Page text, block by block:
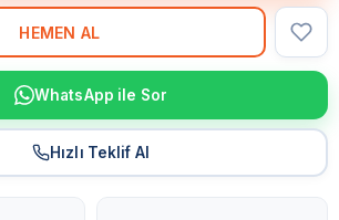
WhatsApp ile Sor
Hızlı Teklif Al